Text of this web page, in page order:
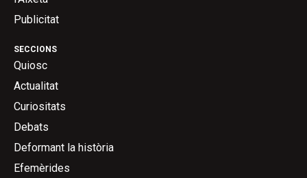
SECCIONS
Quiosc
Actualitat
Curiositats
Debats
Deformant la història
Efemèrides
Publicitat